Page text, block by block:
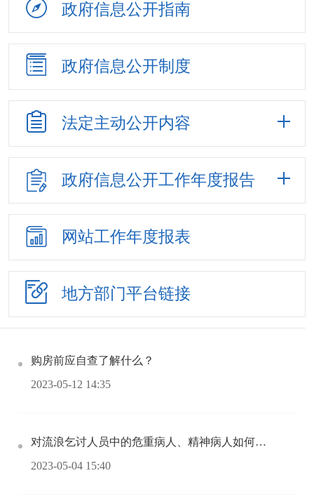
政府信息公开指南
政府信息公开制度
法定主动公开内容
政府信息公开工作年度报告
网站工作年度报表
地方部门平台链接
购房前应自查了解什么？
2023-05-12 14:35
对流浪乞讨人员中的危重病人、精神病人如何救助？
2023-05-04 15:40